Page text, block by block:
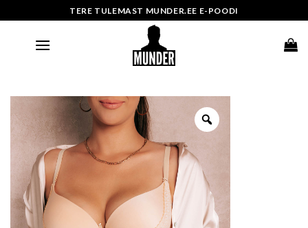
to
TERE TULEMAST MUNDER.EE E-POODI